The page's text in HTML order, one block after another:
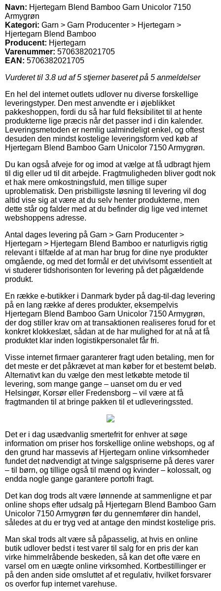
Navn: Hjertegarn Blend Bamboo Garn Unicolor 7150
Armygrøn
Kategori: Garn > Garn Producenter > Hjertegarn >
Hjertegarn Blend Bamboo
Producent: Hjertegarn
Varenummer: 5706382021705
EAN: 5706382021705
Vurderet til 3.8 ud af 5 stjerner baseret på 5 anmeldelser
En hel del internet outlets udlover nu diverse forskellige
leveringstyper. Den mest anvendte er i øjeblikket
pakkeshoppen, fordi du så har fuld fleksibilitet til at hente
produkterne lige præcis når det passer ind i din kalender.
Leveringsmetoden er nemlig ualmindeligt enkel, og oftest
desuden den mindst kostelige leveringsform ved køb af
Hjertegarn Blend Bamboo Garn Unicolor 7150 Armygrøn.
Du kan også afveje for og imod at vælge at få udbragt hjem
til dig eller ud til dit arbejde. Fragtmuligheden bliver godt nok
et hak mere omkostningsfuld, men tillige super
uproblematisk. Den prisbilligste løsning til levering vil dog
altid vise sig at være at du selv henter produkterne, men
dette står og falder med at du befinder dig lige ved internet
webshoppens adresse.
Antal dages levering på Garn > Garn Producenter >
Hjertegarn > Hjertegarn Blend Bamboo er naturligvis rigtig
relevant i tilfælde af at man har brug for dine nye produkter
omgående, og med det formål er det utvivlsomt essentielt at
vi studerer tidshorisonten for levering på det pågældende
produkt.
En række e-butikker i Danmark byder på dag-til-dag levering
på en lang række af deres produkter, eksempelvis
Hjertegarn Blend Bamboo Garn Unicolor 7150 Armygrøn,
der dog stiller krav om at transaktionen realiseres forud for et
konkret klokkeslæt, sådan at de har mulighed for at nå at få
produktet klar inden logistikpersonalet får fri.
Visse internet firmaer garanterer fragt uden betaling, men for
det meste er det påkrævet at man køber for et bestemt beløb.
Alternativt kan du vælge den mest letkøbte metode til
levering, som mange gange – uanset om du er ved
Helsingør, Korsør eller Fredensborg – vil være at få
fragtmanden til at bringe pakken til et udleveringssted.
Det er i dag usædvanlig smertefrit for enhver at søge
information om priser hos forskellige online webshops, og af
den grund har massevis af Hjertegarn online virksomheder
fundet det nødvendigt at tvinge salgspriserne på deres varer
– til børn, og tillige også til mænd og kvinder – kolossalt, og
endda nogle gange garantere portofri fragt.
Det kan dog trods alt være lønnende at sammenligne et par
online shops efter udsalg på Hjertegarn Blend Bamboo Garn
Unicolor 7150 Armygrøn før du gennemfører din handel,
således at du er tryg ved at antage den mindst kostelige pris.
Man skal trods alt være så påpasselig, at hvis en online
butik udlover bedst i test varer til salg for en pris der kan
virke himmelråbende beskeden, så kan det ofte være en
varsel om en uægte online virksomhed. Kortbestillinger er
på den anden side omsluttet af et regulativ, hvilket forsvarer
os overfor fup internet varehuse.